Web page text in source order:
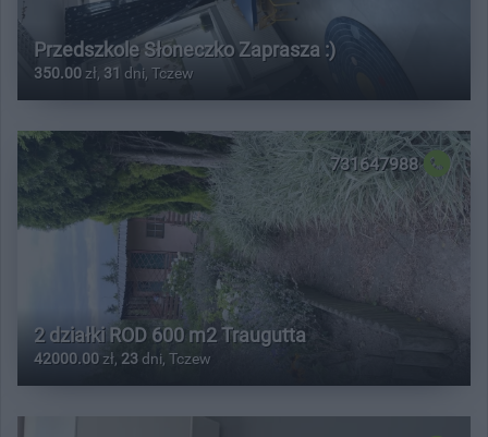
Przedszkole Słoneczko Zaprasza :)
350.00 zł, 31 dni, Tczew
731647988
2 działki ROD 600 m2 Traugutta
42000.00 zł, 23 dni, Tczew